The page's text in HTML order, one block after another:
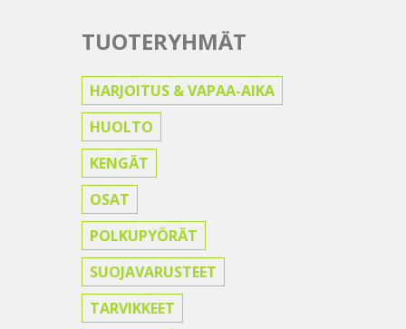
TUOTERYHMÄT
HARJOITUS & VAPAA-AIKA
HUOLTO
KENGÄT
OSAT
POLKUPYÖRÄT
SUOJAVARUSTEET
TARVIKKEET